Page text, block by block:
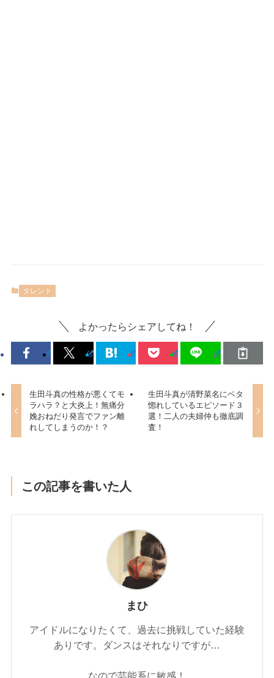
タレント
よかったらシェアしてね！
生田斗真の性格が悪くてモ
ラハラ？と大炎上！無痛分
娩おねだり発言でファン離
れしてしまうのか！？
生田斗真が清野菜名にベタ
惚れしているエピソード３
選！二人の夫婦仲も徹底調
査！
この記事を書いた人
まひ
アイドルになりたくて、過去に挑戦していた経験
ありです。ダンスはそれなりですが…
なので芸能系に敏感！